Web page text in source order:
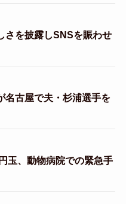
さを披露しSNSを賑わせ
名古屋で夫・杉浦選手を
玉、動物病院での緊急手